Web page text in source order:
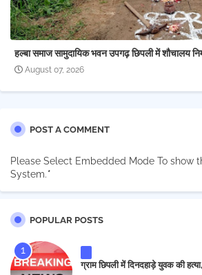
हल्बा समाज सामुदायिक भवन उपगढ़ छिपली में शौचालय
August 07, 2026
POST A COMMENT
Please Select Embedded Mode To show
System.*
POPULAR POSTS
ग्राम छिपली में दिनदहाड़े युवक की